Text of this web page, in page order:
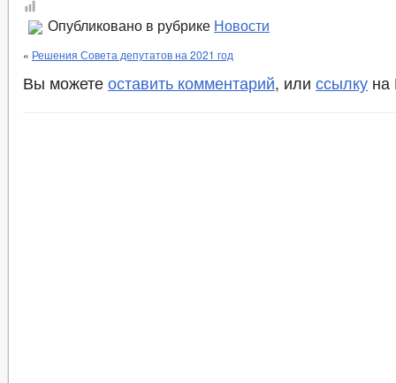
Опубликовано в рубрике Новости
« Решения Совета депутатов на 2021 год
Вы можете оставить комментарий, или ссылку на